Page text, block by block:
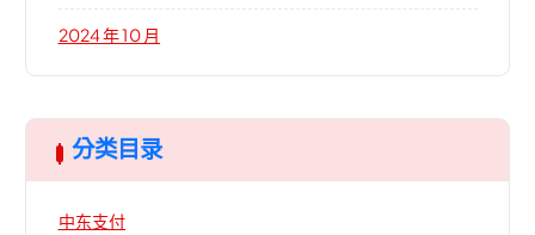
2024 年 10 月
分类目录
中东支付